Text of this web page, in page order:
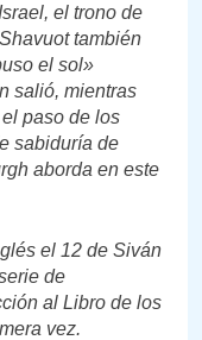
el trono de
también
el sol»
salió, mientras
paso de los
sabiduría de
aborda en este
el 12 de Siván
de
al Libro de los
vez.